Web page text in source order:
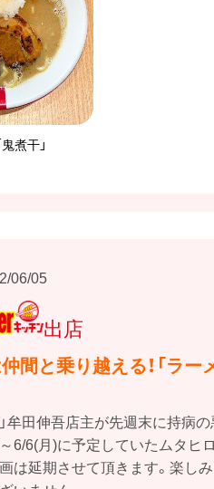
煮干」
06/05
キ
出店
間と乗り越える！「ラ
牟田伸吾店主が先週末に持病
6/6(月)に予定していたムタヒ
は延期させて頂きます。楽し